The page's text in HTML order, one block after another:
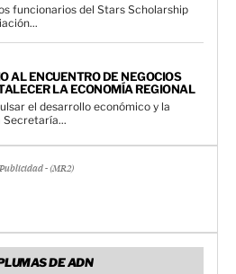
funcionarios del Stars Scholarship
AL ENCUENTRO DE NEGOCIOS
LA ECONOMÍA REGIONAL
el desarrollo económico y la
- (MR2)
DE ADN